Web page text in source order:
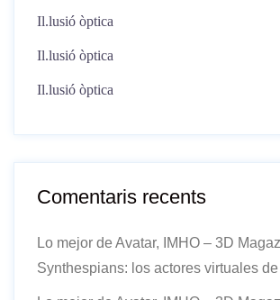
Il.lusió òptica
Il.lusió òptica
Il.lusió òptica
Comentaris recents
Lo mejor de Avatar, IMHO – 3D
Synthespians: los actores virtuales